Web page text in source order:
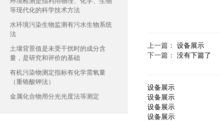
等现代化的科学技术方法
水环境污染生物监测有污水生物系统
法
土壤背景值是未受干扰时的成分含
量，是研究和评价的基础
有机污染物测定指标有化学需氧量
（重铬酸钾法）
金属化合物用分光光度法等测定
上一篇： 设备展示
下一篇： 没有下篇了
设备展示
设备展示
设备展示
设备展示